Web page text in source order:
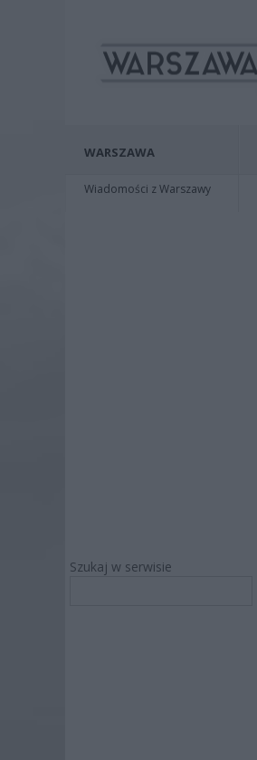
WARSZAWA
Wiadomości z Warszawy
Szukaj w serwisie